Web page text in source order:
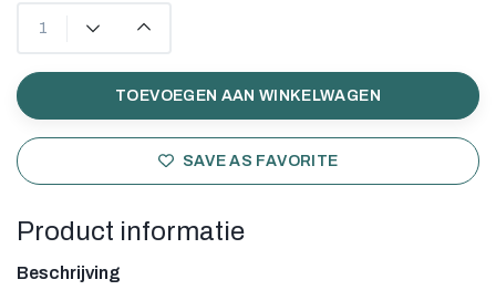
TOEVOEGEN AAN WINKELWAGEN
SAVE AS FAVORITE
Product informatie
Beschrijving